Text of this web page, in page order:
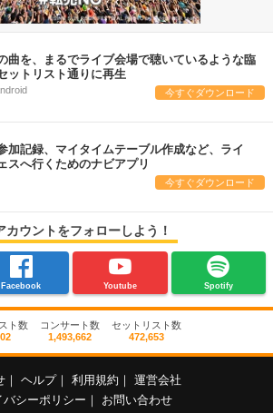
曲を、まるでライブ会場で聴いているような臨
ットリスト通りに再生
今すぐダウンロード
加記録、マイタイムテーブル作成など、ライ
スへ行くためのナビアプリ
今すぐダウンロード
カウントをフォローしよう！
Facebook Youtube Spotify
ト数
コンサート数
1,493,662
セットリスト数
472,653
ヘルプ 利用規約
運営会社
バシーポリシー
お問い合わせ